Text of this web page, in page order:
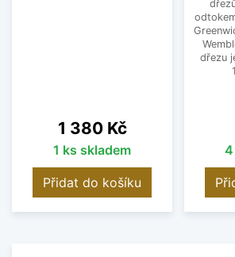
Cena
1 380 Kč
1 ks skladem
Přidat do košíku
dřezu
4